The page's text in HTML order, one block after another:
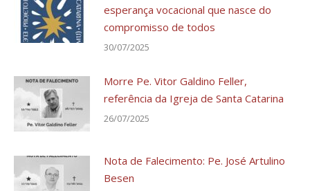
esperança vocacional que nasce do
compromisso de todos
30/07/2025
Morre Pe. Vitor Galdino Feller,
referência da Igreja de Santa Catarina
26/07/2025
Nota de Falecimento: Pe. José Artulino
Besen